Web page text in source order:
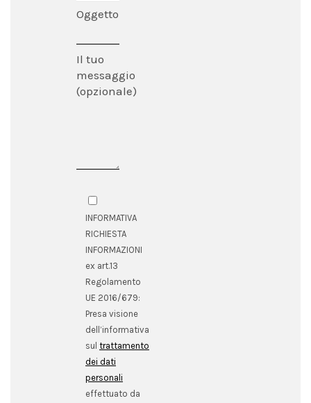
Oggetto
Il tuo
messaggio
(opzionale)
INFORMATIVA
RICHIESTA
INFORMAZIONI
ex art.13
Regolamento
UE 2016/679:
Presa visione
dell’informativa
sul trattamento
dei dati
personali
effettuato da